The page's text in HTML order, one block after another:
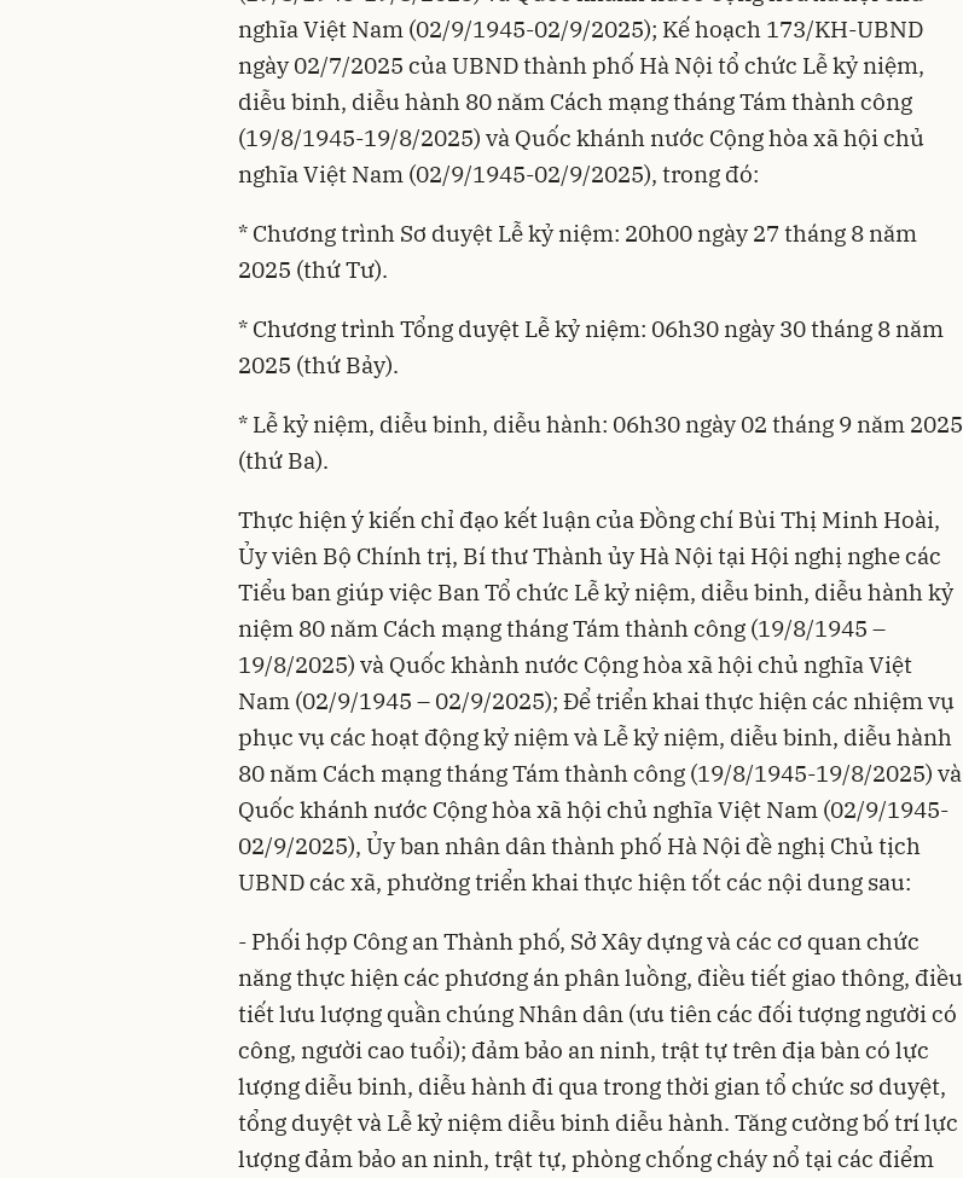
nghĩa Việt Nam (02/9/1945-02/9/2025); Kế hoạch 173/KH-UBND
ngày 02/7/2025 của UBND thành phố Hà Nội tổ chức Lễ kỷ niệm,
diễu binh, diễu hành 80 năm Cách mạng tháng Tám thành công
(19/8/1945-19/8/2025) và Quốc khánh nước Cộng hòa xã hội chủ
nghĩa Việt Nam (02/9/1945-02/9/2025), trong đó:
* Chương trình Sơ duyệt Lễ kỷ niệm: 20h00 ngày 27 tháng 8 năm
2025 (thứ Tư).
* Chương trình Tổng duyệt Lễ kỷ niệm: 06h30 ngày 30 tháng 8 năm
2025 (thứ Bảy).
* Lễ kỷ niệm, diễu binh, diễu hành: 06h30 ngày 02 tháng 9 năm 2025
(thứ Ba).
Thực hiện ý kiến chỉ đạo kết luận của Đồng chí Bùi Thị Minh Hoài,
Ủy viên Bộ Chính trị, Bí thư Thành ủy Hà Nội tại Hội nghị nghe các
Tiểu ban giúp việc Ban Tổ chức Lễ kỷ niệm, diễu binh, diễu hành kỷ
niệm 80 năm Cách mạng tháng Tám thành công (19/8/1945 –
19/8/2025) và Quốc khành nước Cộng hòa xã hội chủ nghĩa Việt
Nam (02/9/1945 – 02/9/2025); Để triển khai thực hiện các nhiệm vụ
phục vụ các hoạt động kỷ niệm và Lễ kỷ niệm, diễu binh, diễu hành
80 năm Cách mạng tháng Tám thành công (19/8/1945-19/8/2025) và
Quốc khánh nước Cộng hòa xã hội chủ nghĩa Việt Nam (02/9/1945-
02/9/2025), Ủy ban nhân dân thành phố Hà Nội đề nghị Chủ tịch
UBND các xã, phường triển khai thực hiện tốt các nội dung sau:
- Phối hợp Công an Thành phố, Sở Xây dựng và các cơ quan chức
năng thực hiện các phương án phân luồng, điều tiết giao thông, điều
tiết lưu lượng quần chúng Nhân dân (ưu tiên các đối tượng người có
công, người cao tuổi); đảm bảo an ninh, trật tự trên địa bàn có lực
lượng diễu binh, diễu hành đi qua trong thời gian tổ chức sơ duyệt,
tổng duyệt và Lễ kỷ niệm diễu binh diễu hành. Tăng cường bố trí lực
lượng đảm bảo an ninh, trật tự, phòng chống cháy nổ tại các điểm